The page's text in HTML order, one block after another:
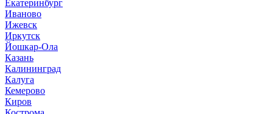
Екатеринбург
Иваново
Ижевск
Иркутск
Йошкар-Ола
Казань
Калининград
Калуга
Кемерово
Киров